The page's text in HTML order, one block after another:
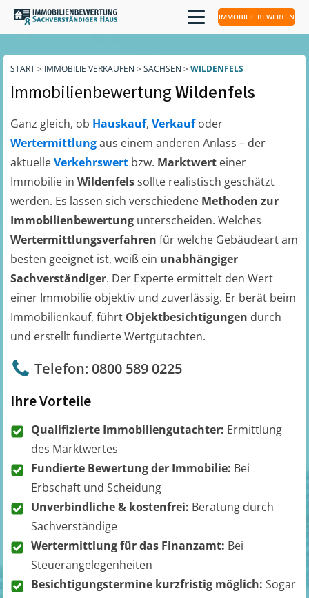
IMMOBILIE BEWERTEN
START> IMMOBILIE VERKAUFEN > SACHSEN > WILDENFELS
ImmobilienbewertungWildenfels
Ganz gleich, ob Hauskauf, Verkaufoder
Wertermittlungaus einem anderen Anlass – der
aktuelleVerkehrswert bzw. Marktwert einer
Immobilie in Wildenfelssollte realistisch geschätzt
werden. Es lassen sich verschiedene Methoden zur
Immobilienbewertung unterscheiden. Welches
Wertermittlungsverfahren für welche Gebäudeart am
besten geeignet ist, weiß ein unabhängiger
Sachverständiger. Der Experte ermittelt den Wert
einer Immobilie objektiv und zuverlässig. Er berät beim
Immobilienkauf, führt Objektbesichtigungen durch
und erstellt fundierte Wertgutachten.
Telefon: 0800 589 0225
Ihre Vorteile
Qualifizierte Immobiliengutachter: Ermittlung
des Marktwertes
Fundierte Bewertung der Immobilie: Bei
Erbschaft und Scheidung
Unverbindliche & kostenfrei: Beratung durch
Sachverständige
Wertermittlung für das Finanzamt: Bei
Steuerangelegenheiten
Besichtigungstermine kurzfristig möglich: Sogar